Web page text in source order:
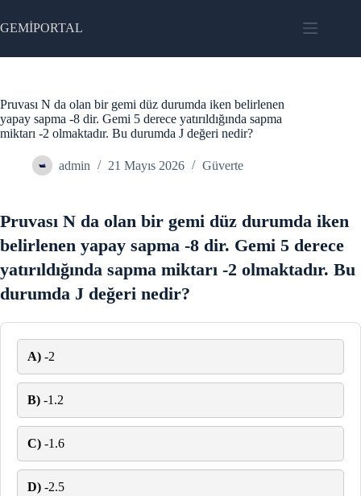
to
content
GEMİPORTAL
Pruvası N da olan bir gemi düz durumda iken belirlenen
yapay sapma -8 dir. Gemi 5 derece yatırıldığında sapma
miktarı -2 olmaktadır. Bu durumda J değeri nedir?
admin 21 Mayıs 2026 Güverte
Pruvası N da olan bir gemi düz durumda iken
belirlenen yapay sapma -8 dir. Gemi 5 derece
yatırıldığında sapma miktarı -2 olmaktadır. Bu
durumda J değeri nedir?
A) -2
B) -1.2
C) -1.6
D) -2.5